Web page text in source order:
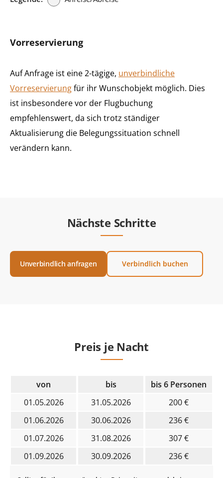
Vorreservierung
Auf Anfrage ist eine 2-tägige, unverbindliche
Vorreservierungfür ihr Wunschobjekt möglich. Dies
ist insbesondere vor der Flugbuchung
empfehlenswert, da sich trotz ständiger
Aktualisierung die Belegungssituation schnell
verändern kann.
Nächste Schritte
Unverbindlich anfragen Verbindlich buchen
Preis je Nacht
von bis
bis 6 Personen
01.05.2026
31.05.2026
200 €
01.06.2026
30.06.2026
236 €
01.07.2026
31.08.2026
307 €
01.09.2026
30.09.2026 236 €